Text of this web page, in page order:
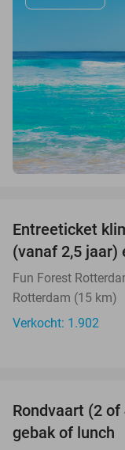
Entreeticket
(vanaf 2,5 jaar)
Fun Forest
Rotterdam (15 km)
Verkocht: 1.902
Rondvaart (2
gebak of lunch